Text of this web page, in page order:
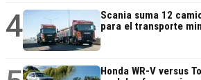
4
Scania suma 12
para el transporte
Honda WR-V versus